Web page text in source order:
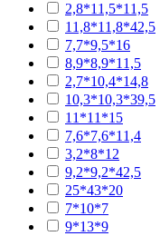
2,8*11,5*11,5
11,8*11,8*42,5
7,7*9,5*16
8,9*8,9*11,5
2,7*10,4*14,8
10,3*10,3*39,5
11*11*15
7,6*7,6*11,4
3,2*8*12
9,2*9,2*42,5
25*43*20
7*10*7
9*13*9